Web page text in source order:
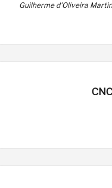
Guilherme d'Oliveira